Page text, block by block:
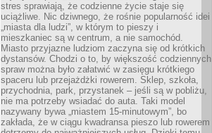
stres sprawiają, że codzienne życie staje się
uciążliwe. Nic dziwnego, że rośnie popularność idei
„miasta dla ludzi”, w którym to pieszy i
mieszkaniec są w centrum, a nie samochód.
Miasto przyjazne ludziom zaczyna się od krótkich
dystansów. Chodzi o to, by większość codziennych
spraw można było załatwić w zasięgu krótkiego
spaceru lub przejażdżki rowerem. Sklep, szkoła,
przychodnia, park, przystanek – jeśli są w pobliżu,
nie ma potrzeby wsiadać do auta. Taki model
nazywany bywa „miastem 15-minutowym”, bo
zakłada, że w ciągu kwadransa pieszo lub rowerem